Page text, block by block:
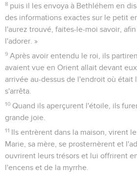
8 puis il les envoya à Bethléhem en
des informations exactes sur le petit
l'aurez trouvé, faites-le-moi savoir,
l'adorer. »
9 Après avoir entendu le roi, ils
avaient vue en Orient allait devant
arrivée au-dessus de l'endroit où
s'arrêta.
10 Quand ils aperçurent l'étoile, ils
grande joie.
11 Ils entrèrent dans la maison, virent
Marie, sa mère, se prosternèrent et
ouvrirent leurs trésors et lui offrirent
l'encens et de la myrrhe.